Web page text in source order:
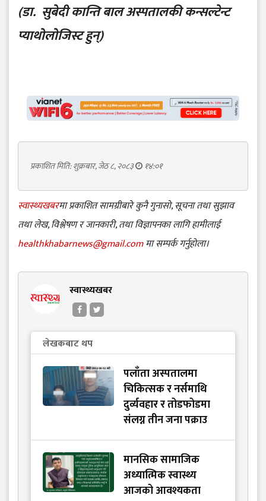
(डा. सुबेदी कान्ति बाल अस्पतालकी कन्सल्टेन्ट
प्याथोलोजिस्ट हुन्)
प्रकाशित मिति: शुक्रबार, जेठ ८, २०८३ १४:०१
स्वास्थ्यखबरमा प्रकाशित सामग्रीबारे कुनै गुनासो, सूचना तथा सुझाव
तथा लेख, विश्लेषण र जानकारी, तथा विज्ञापनका लागि हामीलाई
healthkhabarnews@gmail.comमा सम्पर्क गर्नुहोला।
स्वास्थ्यखबर
लेखकबाट थप
पलाँता अस्पतालमा
चिकित्सक र नर्समाथि
दुर्व्यवहार र तोडफोडमा
संलग्न तीन जना पक्राउ
मानसिक सामाजिक
अध्यात्मिक स्वास्थ्य
आजको आवश्यकता